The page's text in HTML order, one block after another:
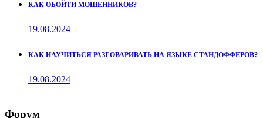
КАК ОБОЙТИ МОШЕННИКОВ?
19.08.2024
КАК НАУЧИТЬСЯ РАЗГОВАРИВАТЬ НА ЯЗЫКЕ СТАНДОФФЕРОВ?
19.08.2024
Форум